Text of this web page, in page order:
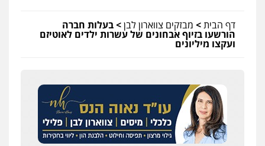
דף הבית> מבזקים צווארון לבן>בעלות חברה
הורשעו בזיוף אבחונים של עשרות ילדים לאוטיזם
ועקצו מיליונים